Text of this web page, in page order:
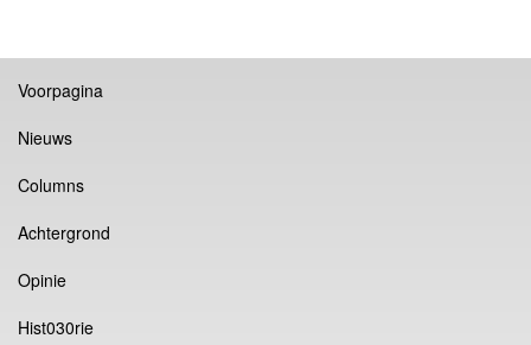
Voorpagina
Nieuws
Columns
Achtergrond
Opinie
Hist030rie